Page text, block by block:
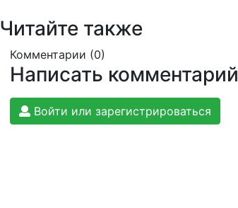
Читайте также
Комментарии (0)
Написать комментарий
Войти или зарегистрироваться